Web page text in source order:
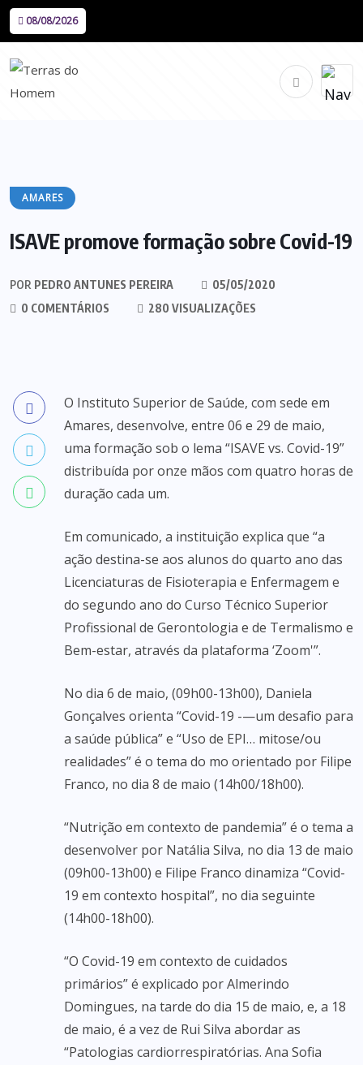
08/08/2026
AMARES
ISAVE promove formação sobre Covid-19
POR PEDRO ANTUNES PEREIRA
05/05/2020
0 COMENTÁRIOS
280 VISUALIZAÇÕES
O Instituto Superior de Saúde, com sede em
Amares, desenvolve, entre 06 e 29 de maio,
uma formação sob o lema “ISAVE vs. Covid-19”
distribuída por onze mãos com quatro horas de
duração cada um.
Em comunicado, a instituição explica que “a
ação destina-se aos alunos do quarto ano das
Licenciaturas de Fisioterapia e Enfermagem e
do segundo ano do Curso Técnico Superior
Profissional de Gerontologia e de Termalismo e
Bem-estar, através da plataforma ‘Zoom'”.
No dia 6 de maio, (09h00-13h00), Daniela
Gonçalves orienta “Covid-19 -—um desafio para
a saúde pública” e “Uso de EPI… mitose/ou
realidades” é o tema do mo orientado por Filipe
Franco, no dia 8 de maio (14h00/18h00).
“Nutrição em contexto de pandemia” é o tema a
desenvolver por Natália Silva, no dia 13 de maio
(09h00-13h00) e Filipe Franco dinamiza “Covid-
19 em contexto hospital”, no dia seguinte
(14h00-18h00).
“O Covid-19 em contexto de cuidados
primários” é explicado por Almerindo
Domingues, na tarde do dia 15 de maio, e, a 18
de maio, é a vez de Rui Silva abordar as
“Patologias cardiorrespiratórias. Ana Sofia